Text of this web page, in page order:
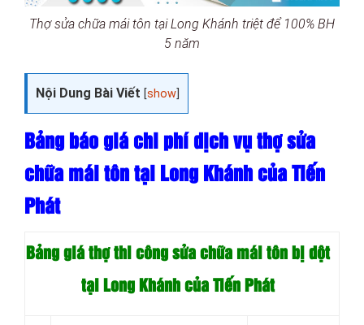
Thợ sửa chữa mái tôn tại Long Khánh triệt để 100% BH
5 năm
Nội Dung Bài Viết [show
Bảng báo giá chi phí dịch vụ thợ sửa
chữa mái tôn tại Long Khánh của Tiến
Phát
Bảng giá thợ thi công sửa chữa mái tôn bị dột
tại Long Khánh của Tiến Phát